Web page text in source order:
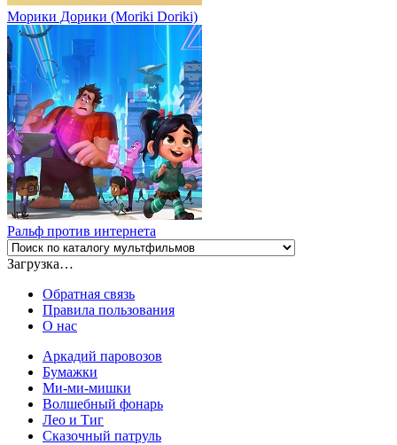
Морики Дорики (Moriki Doriki)
Ральф против интернета
Загрузка…
Обратная связь
Правила пользования
О нас
Аркадий паровозов
Бумажки
Ми-ми-мишки
Волшебный фонарь
Лео и Тиг
Сказочный патруль